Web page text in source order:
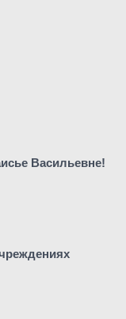
Васильевне!